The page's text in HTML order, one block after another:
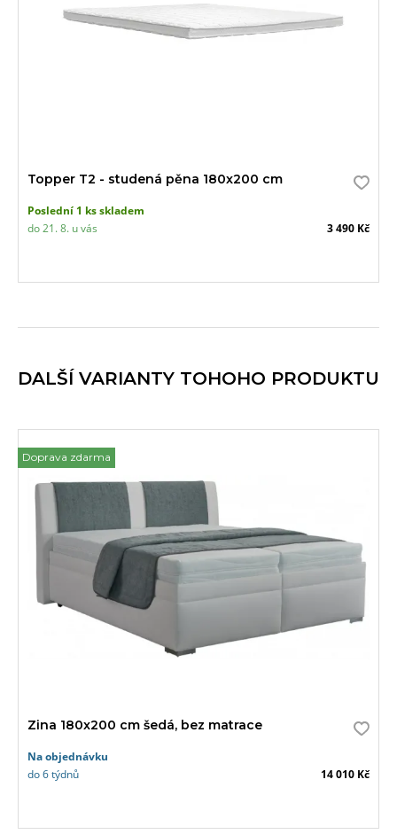
Topper T2 - studená pěna 180x200 cm
Poslední 1 ks skladem
do 21. 8. u vás
3 490 Kč
DALŠÍ VARIANTY TOHOHO PRODUKTU
Doprava zdarma
Zina 180x200 cm šedá, bez matrace
Na objednávku
do 6 týdnů
14 010 Kč